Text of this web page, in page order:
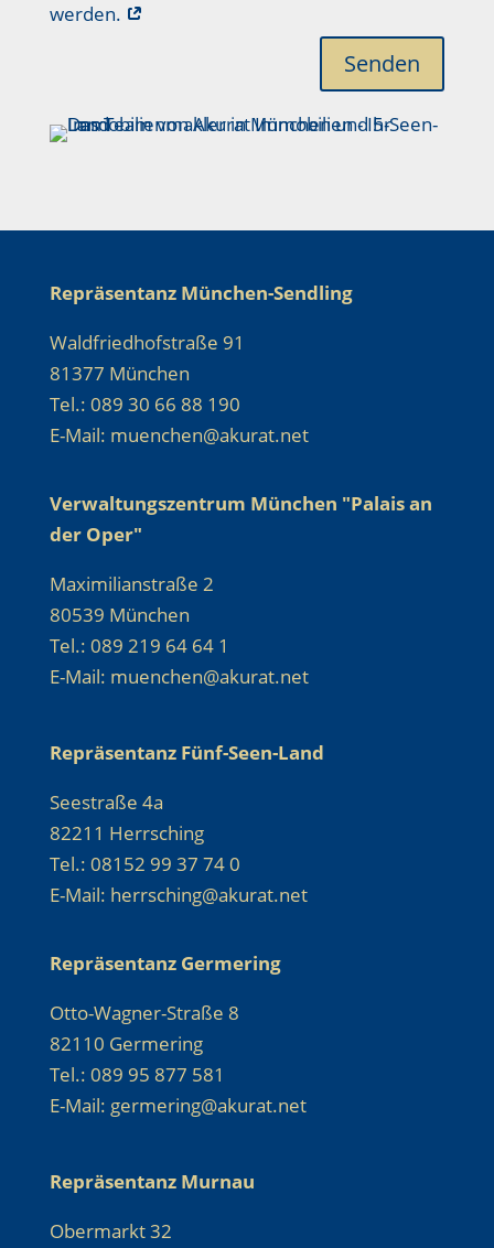
werden.
Senden
Repräsentanz München-Sendling
Waldfriedhofstraße 91
81377 München
Tel.: 089 30 66 88 190
E-Mail: muenchen@akurat.net
Verwaltungszentrum München "Palais an
der Oper"
Maximilianstraße 2
80539 München
Tel.: 089 219 64 64 1
E-Mail: muenchen@akurat.net
Repräsentanz Fünf-Seen-Land
Seestraße 4a
82211 Herrsching
Tel.: 08152 99 37 74 0
E-Mail: herrsching@akurat.net
Repräsentanz Germering
Otto-Wagner-Straße 8
82110 Germering
Tel.: 089 95 877 581
E-Mail: germering@akurat.net
Repräsentanz Murnau
Obermarkt 32